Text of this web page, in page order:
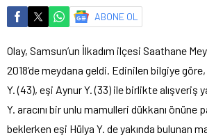
ABONE OL
Olay, Samsun’un İlkadım ilçesi Saathane
2018’de meydana geldi. Edinilen bilgiye
Y. (43), eşi Aynur Y. (33) ile birlikte alışveriş
Y. aracını bir unlu mamulleri dükkanı önüne
beklerken eşi Hülya Y. de yakında bulunan